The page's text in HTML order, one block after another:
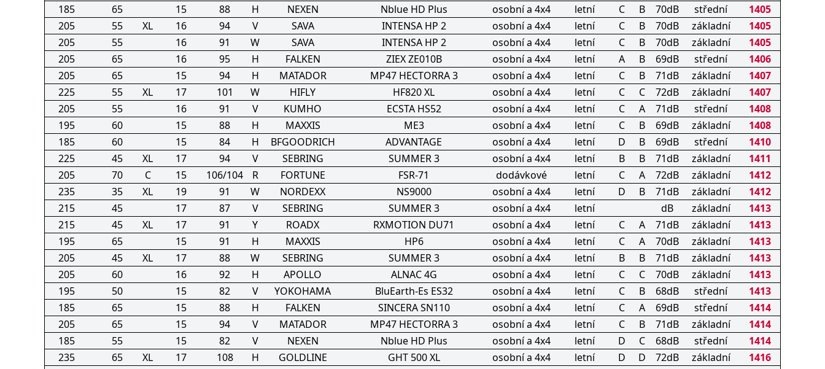
185
65 15 88 H NEXEN Nblue HD Plus osobní a 4x4 letní C B 70dB střední
1405
205
55 XL 16 94 V SAVA INTENSA HP 2 osobní a 4x4 letní C B 70dB základní
1405
205
55 16 91 W SAVA INTENSA HP 2 osobní a 4x4 letní C B 70dB základní
1405
205
65 16 95 H FALKEN ZIEX ZE010B osobní a 4x4 letní A B 69dB střední
1406
205
65 15 94 H MATADOR MP47 HECTORRA 3 osobní a 4x4 letní C B 71dB základní
1407
225
55 XL 17 101 W HIFLY HF820 XL osobní a 4x4 letní C C 72dB základní
1407
205
55 16 91 V KUMHO ECSTA HS52 osobní a 4x4 letní C A 71dB střední
1408
195
60 15 88 H MAXXIS ME3 osobní a 4x4 letní C B 69dB základní
1408
185
60 15 84 H BFGOODRICH ADVANTAGE osobní a 4x4 letní D B 69dB střední
1410
225
45 XL 17 94 V SEBRING SUMMER 3 osobní a 4x4 letní B B 71dB základní
1411
205
70 C 15 106/104 R FORTUNE FSR-71 dodávkové letní C A 72dB základní
1412
235
35 XL 19 91 W NORDEXX NS9000 osobní a 4x4 letní D B 71dB základní
1412
215
45 17 87 V SEBRING SUMMER 3 osobní a 4x4 letní dB základní
1413
215
45 XL 17 91 Y ROADX RXMOTION DU71 osobní a 4x4 letní C A 71dB základní
1413
195
65 15 91 H MAXXIS HP6 osobní a 4x4 letní C A 70dB základní
1413
205
45 XL 17 88 W SEBRING SUMMER 3 osobní a 4x4 letní B B 71dB základní
1413
205
60 16 92 H APOLLO ALNAC 4G osobní a 4x4 letní C C 70dB základní
1413
195
50 15 82 V YOKOHAMA BluEarth-Es ES32 osobní a 4x4 letní C B 68dB střední
1413
185
65 15 88 H FALKEN SINCERA SN110 osobní a 4x4 letní C A 69dB střední
1414
205
65 15 94 V MATADOR MP47 HECTORRA 3 osobní a 4x4 letní C B 71dB základní
1414
185
55 15 82 V NEXEN Nblue HD Plus osobní a 4x4 letní D C 68dB střední
1414
235
65 XL 17 108 H GOLDLINE GHT 500 XL osobní a 4x4 letní D D 72dB základní
1416